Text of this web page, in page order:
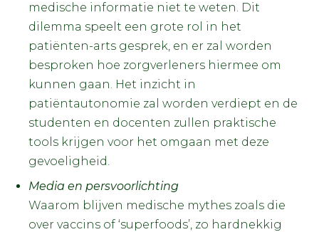
medische informatie niet te weten. Dit
dilemma speelt een grote rol in het
patiënten-arts gesprek, en er zal worden
besproken hoe zorgverleners hiermee om
kunnen gaan. Het inzicht in
patiëntautonomie zal worden verdiept en de
studenten en docenten zullen praktische
tools krijgen voor het omgaan met deze
gevoeligheid.
Media en persvoorlichting
Waarom blijven medische mythes zoals die
over vaccins of ‘superfoods’, zo hardnekkig